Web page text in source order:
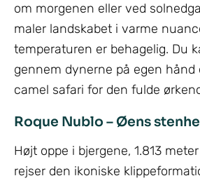
om morgenen eller ved
maler landskabet i varme
temperaturen er behagelig. Du
gennem dynerne på egen hånd
camel safari for den fulde
Roque Nublo – Øens
Højt oppe i bjergene, 1.813
rejser den ikoniske